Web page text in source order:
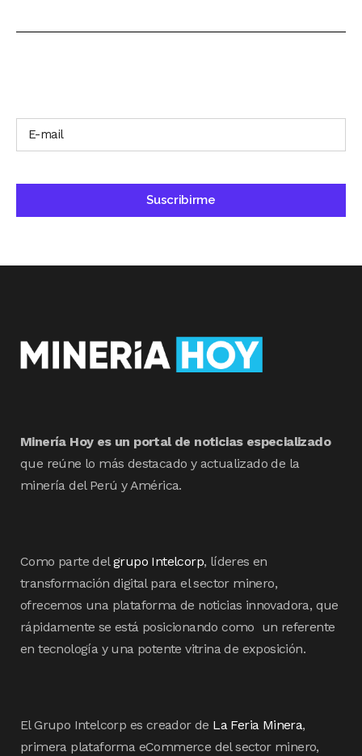
Minería Hoy es un portal de noticias especializado
que reúne lo más destacado y actualizado de la
minería del Perú y América.
Como parte delgrupo Intelcorp, líderes en
transformación digital para el sector minero,
ofrecemos una plataforma de noticias innovadora, que
rápidamente se está posicionando como un referente
en tecnología y una potente vitrina de exposición.
El Grupo Intelcorp es creador de La Feria Minera,
primera plataforma eCommerce del sector minero,